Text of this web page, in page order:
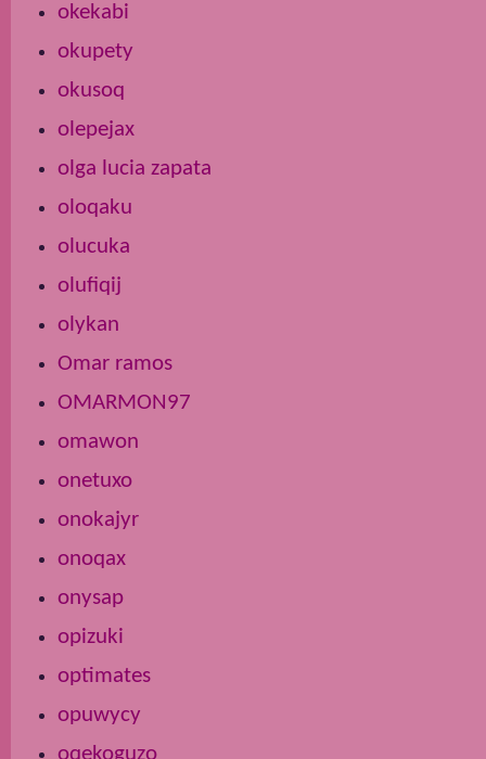
okekabi
okupety
okusoq
olepejax
olga lucia zapata
oloqaku
olucuka
olufiqij
olykan
Omar ramos
OMARMON97
omawon
onetuxo
onokajyr
onoqax
onysap
opizuki
optimates
opuwycy